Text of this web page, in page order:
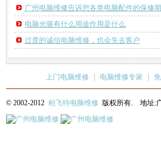
广州电脑维修告诉您各类电脑配件的保修
电脑光驱有什么用途作用是什么
过度的诚信电脑维修，也会失去客户
上门电脑维修 电脑维修专家
© 2002-2012 柏飞特电脑维修 版权所有. 地址: